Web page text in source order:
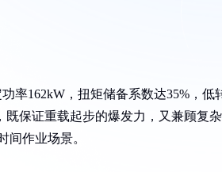
率162kW，扭矩储备系数达35%，低
保证重载起步的爆发力，又兼顾复
间作业场景。